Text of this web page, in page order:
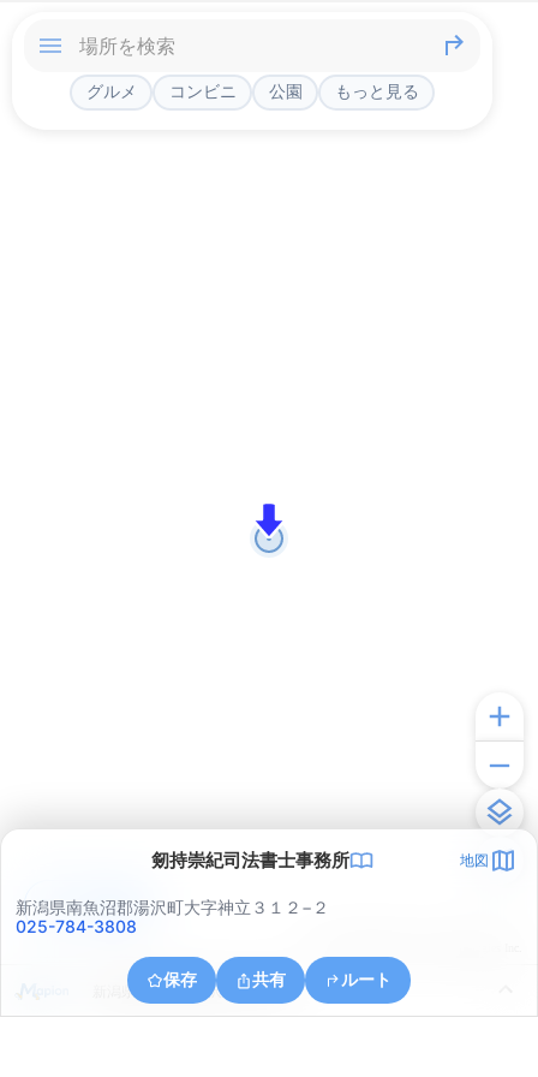
グルメ コンビニ 公園 もっと見る
剱持崇紀司法書士事務所 地図
新潟県南魚沼郡湯沢町大字神立３１２−２
025-784-3808
保存 共有 ルート
新潟県南魚沼郡湯沢町大字湯沢
アプリで見る